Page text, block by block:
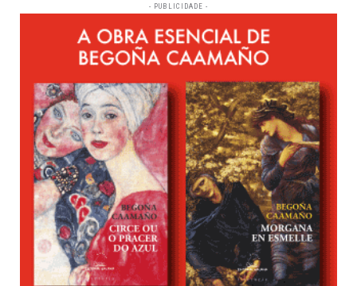
- PUBLICIDADE -